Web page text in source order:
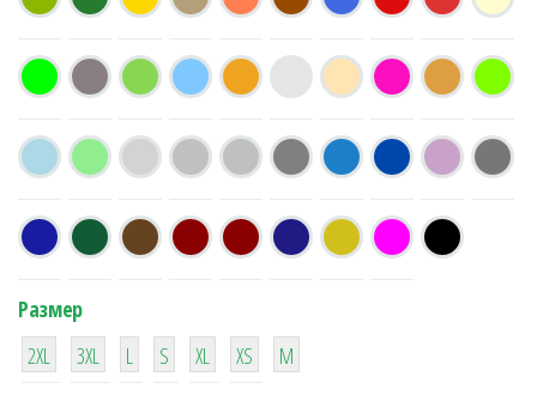
Размер
38
2XL
16
3XL
42
L
42
S
42
XL XS
М